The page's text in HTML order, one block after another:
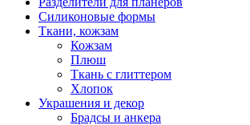
Силиконовые формы
Ткани, кожзам
Кожзам
Плюш
Ткань с глиттером
Хлопок
Украшения и декор
Брадсы и анкера